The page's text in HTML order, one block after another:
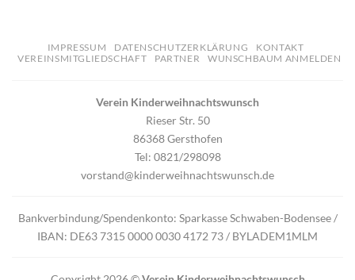
IMPRESSUM DATENSCHUTZERKLÄRUNG
KONTAKT
VEREINSMITGLIEDSCHAFT
PARTNER WUNSCHBAUM ANMELDEN
Verein Kinderweihnachtswunsch
Rieser Str. 50
86368 Gersthofen
Tel: 0821/298098
vorstand@kinderweihnachtswunsch.de
Bankverbindung/Spendenkonto: Sparkasse Schwaben-Bodensee /
IBAN: DE63 7315 0000 0030 4172 73 / BYLADEM1MLM